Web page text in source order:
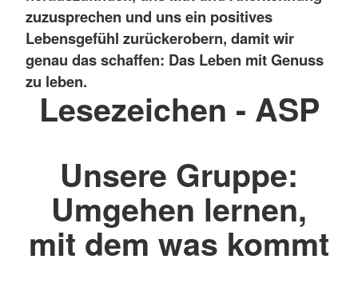
zuzusprechen und uns ein positives
Lebensgefühl zurückerobern, damit wir
genau das schaffen: Das Leben mit Genuss
zu leben.
Lesezeichen - ASP
Unsere Gruppe:
Umgehen lernen,
mit dem was kommt